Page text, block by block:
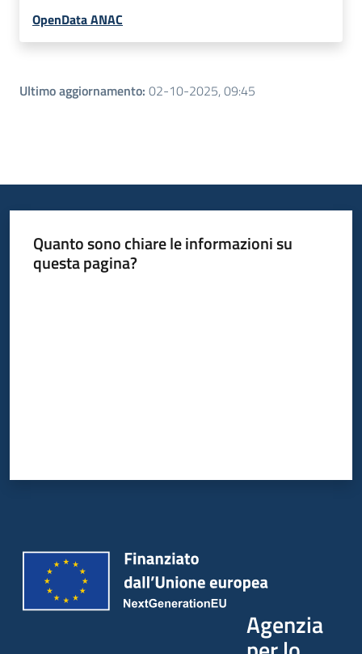
OpenData ANAC
Ultimo aggiornamento: 02-10-2025, 09:45
Quanto sono chiare le informazioni su
questa pagina?
Agenzia